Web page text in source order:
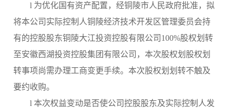
l 为优化国有资产配置，经铜陵市人民政府批准，拟
将本公司实际控制人铜陵经济技术开发区管理委员会持
有的控股股东铜陵大江投资控股有限公司 100%股权划转
至安徽西湖投资控股集团有限公司，本次股权划股权划
转事项尚需办理工商变更手续。本次股权划划转不触及
要约收购。
l 本次权益变动是否使公司控股股东及实际控制人发